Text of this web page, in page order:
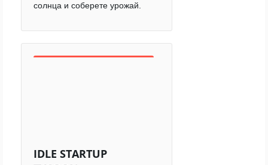
солнца и соберете урожай.
IDLE STARTUP